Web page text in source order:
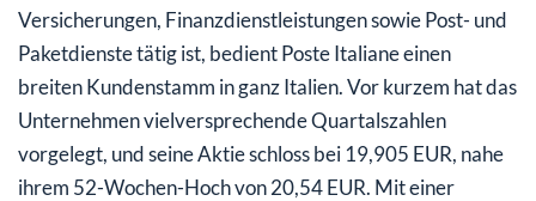
Versicherungen, Finanzdienstleistungen sowie Post- und
Paketdienste tätig ist, bedient Poste Italiane einen
breiten Kundenstamm in ganz Italien. Vor kurzem hat das
Unternehmen vielversprechende Quartalszahlen
vorgelegt, und seine Aktie schloss bei 19,905 EUR, nahe
ihrem 52-Wochen-Hoch von 20,54 EUR. Mit einer